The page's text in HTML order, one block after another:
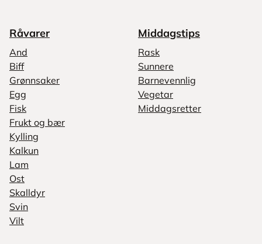
Råvarer
And
Biff
Grønnsaker
Egg
Fisk
Frukt og bær
Kylling
Kalkun
Lam
Ost
Skalldyr
Svin
Vilt
Middagstips
Rask
Sunnere
Barnevennlig
Vegetar
Middagsretter